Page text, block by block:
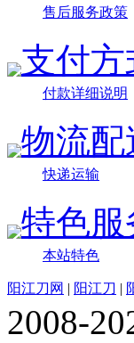
售后服务政策
支付方
付款详细说明
物流配
快递运输
特色服
本站特色
阳江刀网 | 阳江刀 |
2008-